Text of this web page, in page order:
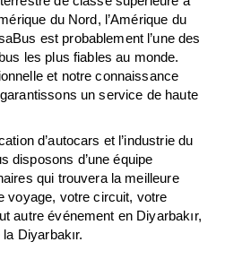
du Nord, l’Amérique du
est probablement l’une des
les plus fiables au monde.
et notre connaissance
un service de haute
d’autocars et l’industrie du
disposons d’une équipe
qui trouvera la meilleure
voyage, votre circuit, votre
autre événement en Diyarbakır,
Diyarbakır.